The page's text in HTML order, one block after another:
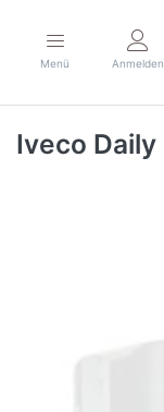
Menü Anmelden
Iveco Daily